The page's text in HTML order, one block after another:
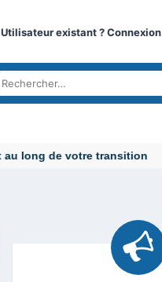
Utilisateur existant ? Connexion